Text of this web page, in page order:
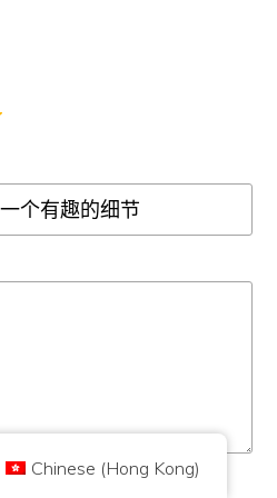
Ltd trading as Coin Kickoff
14-18 Great Titchfield Street,
Kingdom, W1W 8BD
议。过去的业绩并不代表未来的结果。投
币是有风险的。
隐私政策 联系我们
Chinese (Hong Kong)